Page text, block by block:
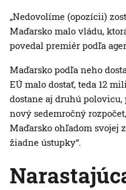
„Nedovolíme (opozícii)
Maďarsko malo vládu,
povedal premiér podľa
Maďarsko podľa neho
EÚ malo dostať, teda 12
dostane aj druhú polovicu,
nový sedemročný
Maďarsko ohľadom svojej
žiadne ústupky“.